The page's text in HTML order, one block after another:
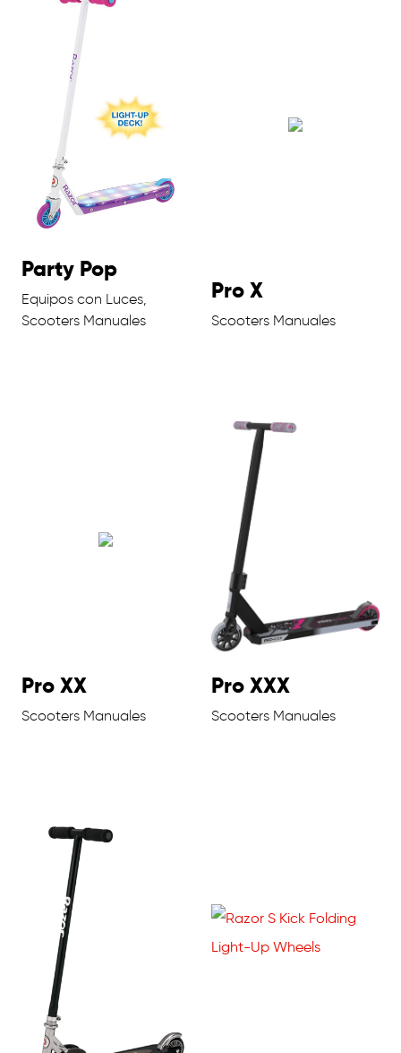
Party Pop
Equipos con Luces,
Scooters Manuales
Pro X
Scooters Manuales
Pro XX
Scooters Manuales
Pro XXX
Scooters Manuales